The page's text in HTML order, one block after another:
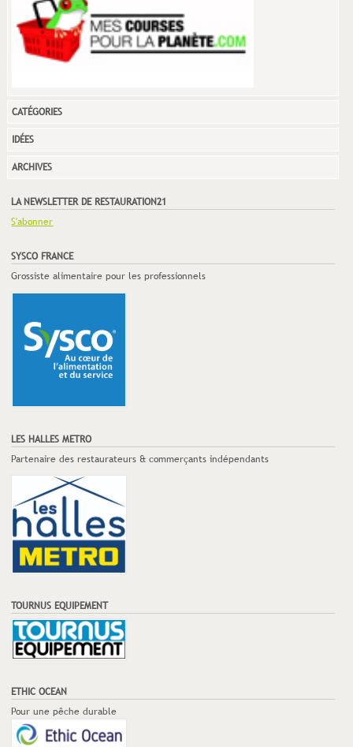
CATÉGORIES
IDÉES
ARCHIVES
LA NEWSLETTER DE RESTAURATION21
S'abonner
SYSCO FRANCE
Grossiste alimentaire pour les professionnels
LES HALLES METRO
Partenaire des restaurateurs & commerçants indépendants
TOURNUS EQUIPEMENT
ETHIC OCEAN
Pour une pêche durable